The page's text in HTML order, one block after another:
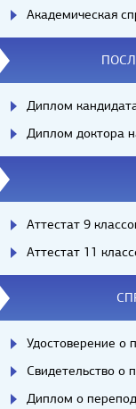
Академическая
Диплом
Диплом доктора
Аттестат 9
Аттестат 11
Удостоверение о
Свидетельство о
Диплом о